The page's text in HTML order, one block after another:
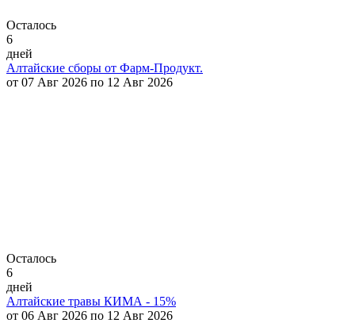
Осталось
6
дней
Алтайские сборы от Фарм-Продукт.
от 07 Авг 2026 по 12 Авг 2026
Осталось
6
дней
Алтайские травы КИМА - 15%
от 06 Авг 2026 по 12 Авг 2026